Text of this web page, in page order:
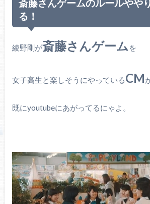
斎藤さんゲームのルールやや
る！
綾野剛が斎藤さんゲーム を
女子高生と楽しそうにやっているCM
既にyoutubeにあがってるにゃよ。